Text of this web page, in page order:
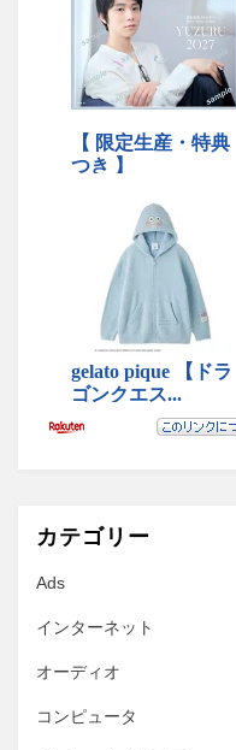
カテゴリー
Ads
インターネット
オーディオ
コンピュータ